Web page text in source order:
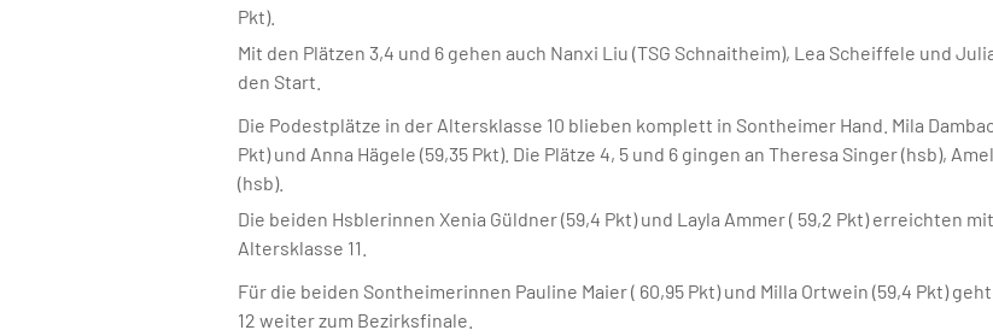
Pkt).
Mit den Plätzen 3,4 und 6 gehen auch Nanxi Liu (TSG Schnaitheim), Lea Scheiffele und
den Start.
Die Podestplätze in der Altersklasse 10 blieben komplett in Sontheimer Hand. Mila
Pkt) und Anna Hägele (59,35 Pkt). Die Plätze 4, 5 und 6 gingen an Theresa Singer (hsb),
(hsb).
Die beiden Hsblerinnen Xenia Güldner (59,4 Pkt) und Layla Ammer ( 59,2 Pkt) erreichten
Altersklasse 11.
Für die beiden Sontheimerinnen Pauline Maier ( 60,95 Pkt) und Milla Ortwein (59,4 Pkt)
12 weiter zum Bezirksfinale.